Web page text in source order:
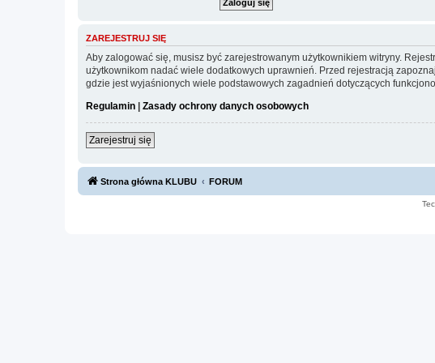
ZAREJESTRUJ SIĘ
Aby zalogować się, musisz być zarejestrowanym użytkownikiem witryny.
użytkownikom nadać wiele dodatkowych uprawnień. Przed rejestracją
gdzie jest wyjaśnionych wiele podstawowych zagadnień dotyczących
Regulamin | Zasady ochrony danych osobowych
Zarejestruj się
Strona główna KLUBU FORUM